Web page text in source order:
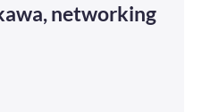
networking